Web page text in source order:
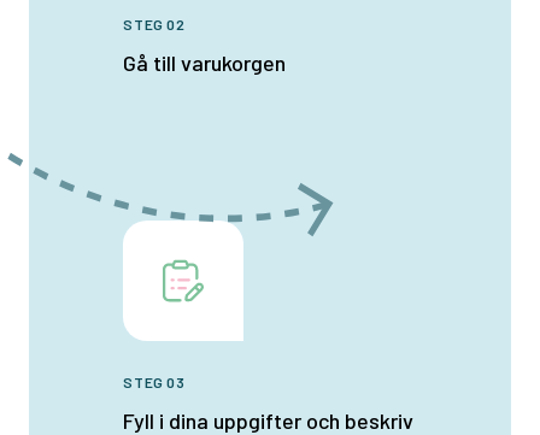
STEG 02
Gå till varukorgen
STEG 03
Fyll i dina uppgifter och beskriv